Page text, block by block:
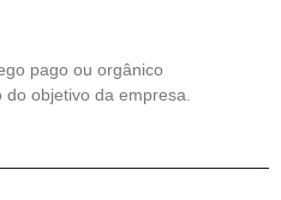
pago ou orgânico
objetivo da empresa.